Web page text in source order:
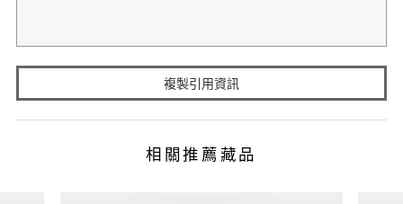
複製引用資訊
相關推薦藏品